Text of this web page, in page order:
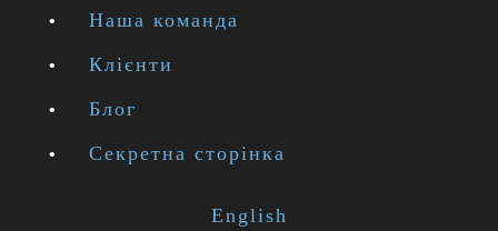
Наша команда
Клієнти
Блог
Секретна сторінка
English